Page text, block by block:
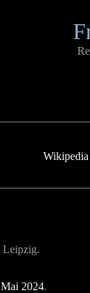
Wikipedia
Leipzig.
2024.